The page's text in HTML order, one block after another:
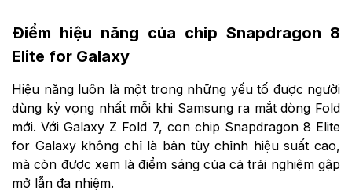
Điểm hiệu năng của chip Snapdragon 8
Elite for Galaxy
Hiệu năng luôn là một trong những yếu tố được người
dùng kỳ vọng nhất mỗi khi Samsung ra mắt dòng Fold
mới. Với Galaxy Z Fold 7, con chip Snapdragon 8 Elite
for Galaxy không chỉ là bản tùy chỉnh hiệu suất cao,
mà còn được xem là điểm sáng của cả trải nghiệm gập
mở lẫn đa nhiệm.